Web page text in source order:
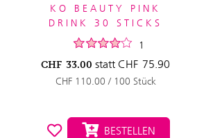
KO BEAUTY PINK
DRINK 30 STICKS
1
CHF 33.00 statt CHF 75.90
CHF 110.00 / 100 Stück
BESTELLEN